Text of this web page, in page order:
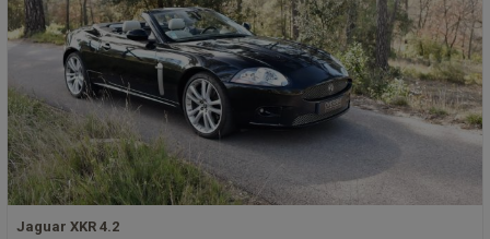
Jaguar XKR 4.2